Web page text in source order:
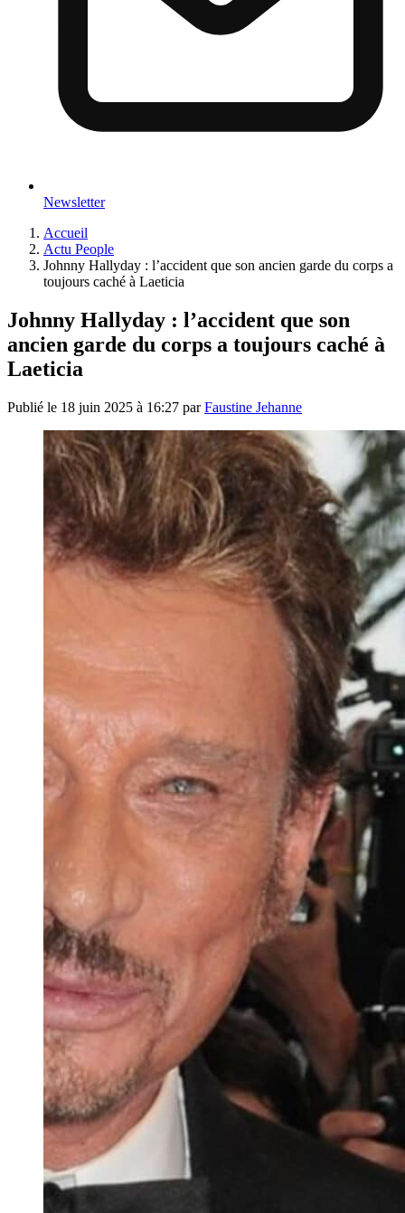
Newsletter
Accueil
Actu People
Johnny Hallyday : l’accident que son ancien garde du corps a
toujours caché à Laeticia
Johnny Hallyday : l’accident que son
ancien garde du corps a toujours caché à
Laeticia
Publié le 18 juin 2025 à 16:27 parFaustine Jehanne